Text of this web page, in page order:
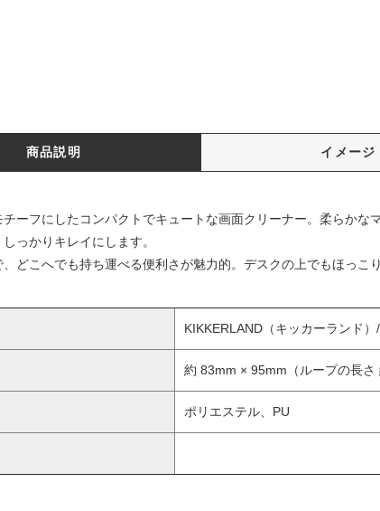
商品説明 イメージ
ーフにしたコンパクトでキュートな画面クリーナー。柔らか
っかりキレイにします。
どこへでも持ち運べる便利さが魅力的。デスクの上でもほっこ
KIKKERLAND（キッカーランド）
約 83mm × 95mm（ループの長さ
ポリエステル、PU